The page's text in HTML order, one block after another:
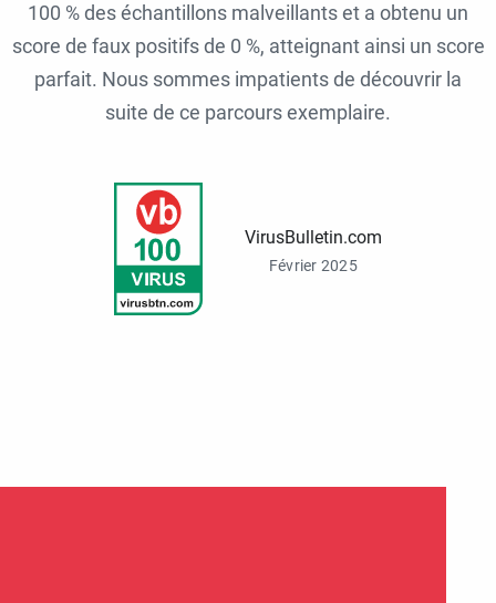
100 % des échantillons malveillants et a obtenu un
score de faux positifs de 0 %, atteignant ainsi un score
parfait. Nous sommes impatients de découvrir la
suite de ce parcours exemplaire.
VirusBulletin.com
Février 2025